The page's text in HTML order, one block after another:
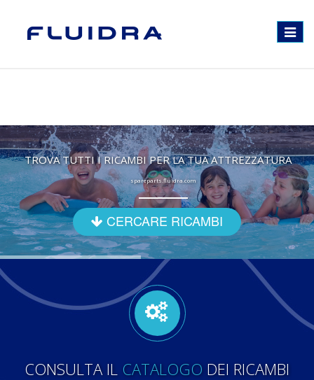
Toggle
TROVA TUTTI I RICAMBI PER LA TUA ATTREZZATURA
spareparts.fluidra.com
CERCARE RICAMBI
CONSULTA IL CATALOGO DEI RICAMBI